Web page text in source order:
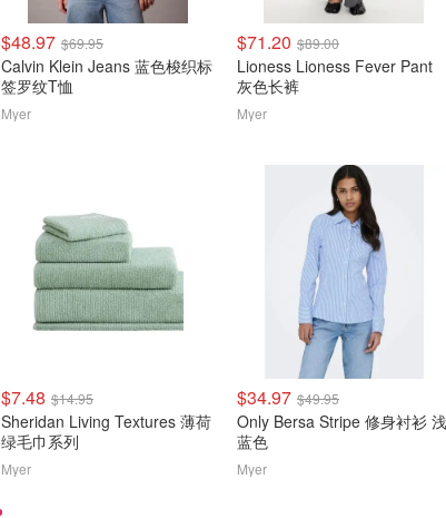
$48.97 $69.95
Calvin Klein Jeans 蓝色梭织标
签罗纹T恤
Myer
$71.20 $89.00
Lioness Lioness Fever Pant
灰色长裤
Myer
$7.48 $14.95
Sheridan Living Textures 薄荷
绿毛巾系列
Myer
$34.97 $49.95
Only Bersa Stripe 修身衬衫 浅
蓝色
Myer